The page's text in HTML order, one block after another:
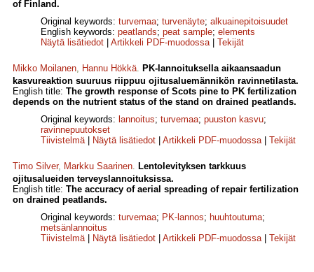
of Finland.
Original keywords: turvemaa; turvenäyte; alkuainepitoisuudet
English keywords: peatlands; peat sample; elements
Näytä lisätiedot
Artikkeli PDF-muodossa| Tekijät
Mikko Moilanen, Hannu Hökkä. PK-lannoituksella aikaansaadun
kasvureaktion suuruus riippuu ojitusaluemännikön ravinnetilasta.
English title: The growth response of Scots pine to PK fertilization
depends on the nutrient status of the stand on drained peatlands.
Original keywords: lannoitus; turvemaa; puuston kasvu;
ravinnepuutokset
Tiivistelmä| Näytä lisätiedot Artikkeli PDF-muodossa| Tekijät
Timo Silver, Markku Saarinen. Lentolevityksen tarkkuus
ojitusalueiden terveyslannoituksissa.
English title: The accuracy of aerial spreading of repair fertilization
on drained peatlands.
Original keywords: turvemaa; PK-lannos; huuhtoutuma;
metsänlannoitus
Tiivistelmä| Näytä lisätiedot Artikkeli PDF-muodossa| Tekijät